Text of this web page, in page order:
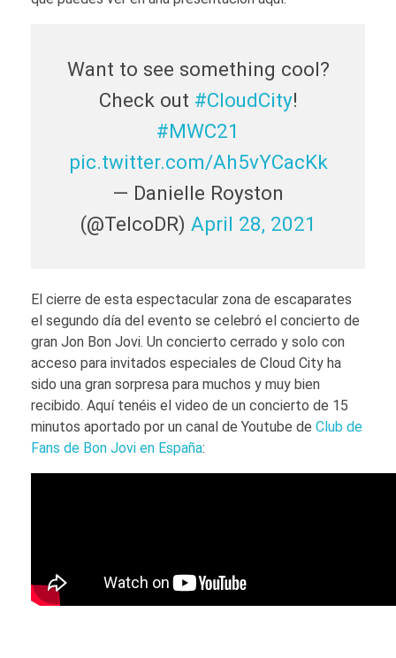
Want to see something cool?
Check out #CloudCity!
#MWC21
pic.twitter.com/Ah5vYCacKk
— Danielle Royston
(@TelcoDR) April 28, 2021
El cierre de esta espectacular zona de escaparates
el segundo día del evento se celebró el concierto de
gran Jon Bon Jovi. Un concierto cerrado y solo con
acceso para invitados especiales de Cloud City ha
sido una gran sorpresa para muchos y muy bien
recibido. Aquí tenéis el video de un concierto de 15
minutos aportado por un canal de Youtube de Club de
Fans de Bon Jovi en España: